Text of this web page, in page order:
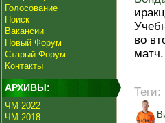
Голосование
Поиск
Вакансии
Новый Форум
Старый Форум
Контакты
АРХИВЫ:
ЧМ 2022
ЧМ 2018
во
матч.
Теги: